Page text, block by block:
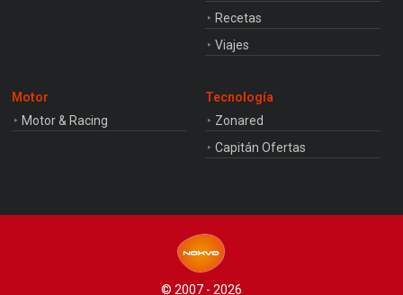
Recetas
Viajes
Motor
Motor & Racing
Tecnología
Zonared
Capitán Ofertas
© 2007 - 2026